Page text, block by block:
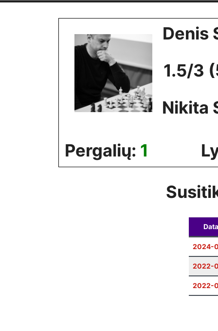
Denis
1.5/3
Nikita
Pergalių: 1
Data
2024-
2022-
2022-